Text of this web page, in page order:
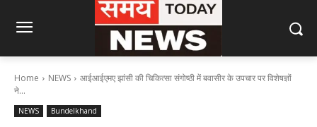
Home NEWS
आईआईएमए झांसी की चिकित्सा संगोष्ठी में बवासीर के उपचार पर विशेषज्ञों
ने...
NEWS Bundelkhand